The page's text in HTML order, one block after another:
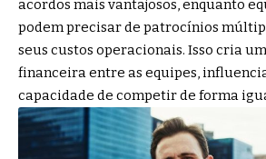
acordos mais vantajosos, enquanto
podem precisar de patrocínios
seus custos operacionais. Isso cria
financeira entre as equipes,
capacidade de competir de forma